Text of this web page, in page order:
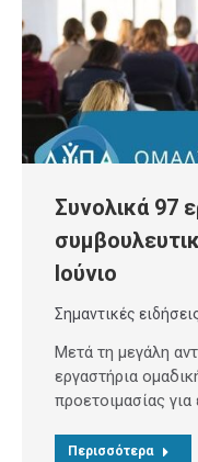
Συνολικά 97
Ιούνιο
Σημαντικές
Μετά τη μεγάλη
εργαστήρια
προετοιμασίας για
Περισσότερα